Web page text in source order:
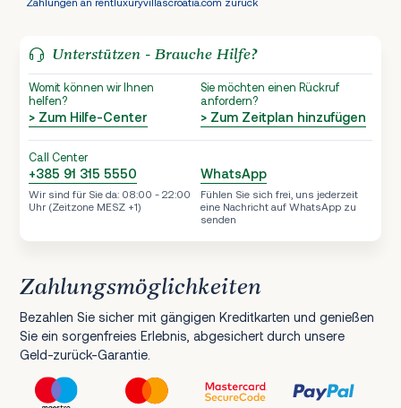
Unterstützen - Brauche Hilfe?
Womit können wir Ihnen
helfen?
> Zum Hilfe-Center
Sie möchten einen Rückruf
anfordern?
> Zum Zeitplan hinzufügen
Call Center
+385 91 315 5550
Wir sind für Sie da: 08:00 - 22:00
Uhr (Zeitzone MESZ +1)
WhatsApp
Fühlen Sie sich frei, uns jederzeit
eine Nachricht auf WhatsApp zu
senden
Zahlungsmöglichkeiten
Bezahlen Sie sicher mit gängigen Kreditkarten und genießen
Sie ein sorgenfreies Erlebnis, abgesichert durch unsere
Geld-zurück-Garantie.